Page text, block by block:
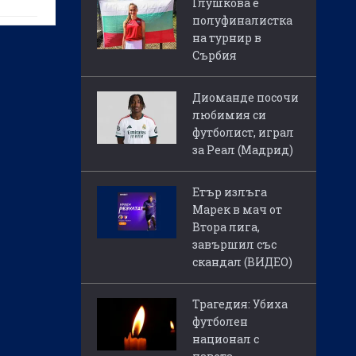
полуфиналистка
на турнир в
Сърбия
Диоманде посочи
любимия си
футболист, играл
за Реал (Мадрид)
Етър излъга
Марек в мач от
Втора лига,
завършил със
скандал (ВИДЕО)
Трагедия: Убиха
футболен
национал с